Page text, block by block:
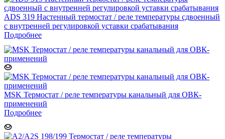
ADS 319 Настенный термостат / реле температуры сдвоенный
с внутренней регулировкой уставки срабатывания
Подробнее
MSK Термостат / реле температуры канальный для ОВК-
применений
Подробнее